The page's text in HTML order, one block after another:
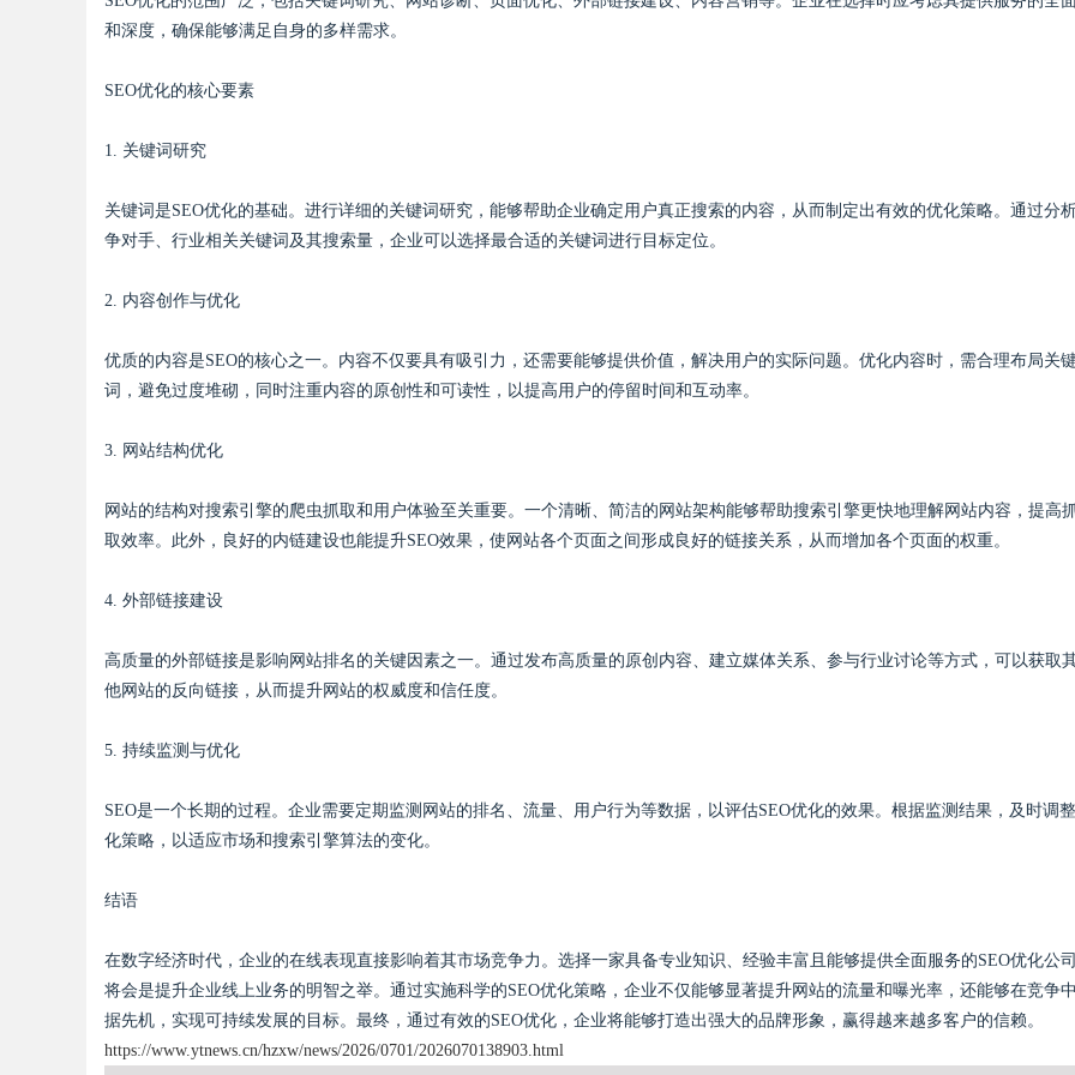
和深度，确保能够满足自身的多样需求。
SEO优化的核心要素
1. 关键词研究
关键词是SEO优化的基础。进行详细的关键词研究，能够帮助企业确定用户真正搜索的内容，从而制定出有效的优化策略。通过分
争对手、行业相关关键词及其搜索量，企业可以选择最合适的关键词进行目标定位。
2. 内容创作与优化
优质的内容是SEO的核心之一。内容不仅要具有吸引力，还需要能够提供价值，解决用户的实际问题。优化内容时，需合理布局关
词，避免过度堆砌，同时注重内容的原创性和可读性，以提高用户的停留时间和互动率。
3. 网站结构优化
网站的结构对搜索引擎的爬虫抓取和用户体验至关重要。一个清晰、简洁的网站架构能够帮助搜索引擎更快地理解网站内容，提高
取效率。此外，良好的内链建设也能提升SEO效果，使网站各个页面之间形成良好的链接关系，从而增加各个页面的权重。
4. 外部链接建设
高质量的外部链接是影响网站排名的关键因素之一。通过发布高质量的原创内容、建立媒体关系、参与行业讨论等方式，可以获取
他网站的反向链接，从而提升网站的权威度和信任度。
5. 持续监测与优化
SEO是一个长期的过程。企业需要定期监测网站的排名、流量、用户行为等数据，以评估SEO优化的效果。根据监测结果，及时调
化策略，以适应市场和搜索引擎算法的变化。
结语
在数字经济时代，企业的在线表现直接影响着其市场竞争力。选择一家具备专业知识、经验丰富且能够提供全面服务的SEO优化公司
将会是提升企业线上业务的明智之举。通过实施科学的SEO优化策略，企业不仅能够显著提升网站的流量和曝光率，还能够在竞争
据先机，实现可持续发展的目标。最终，通过有效的SEO优化，企业将能够打造出强大的品牌形象，赢得越来越多客户的信赖。
https://www.ytnews.cn/hzxw/news/2026/0701/2026070138903.html